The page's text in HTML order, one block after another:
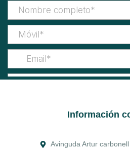
Información
Avinguda Artur